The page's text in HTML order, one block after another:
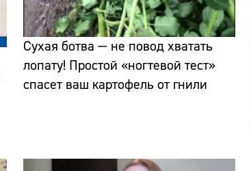
Сухая ботва — не повод хватать
лопату! Простой «ногтевой тест»
спасет ваш картофель от гнили